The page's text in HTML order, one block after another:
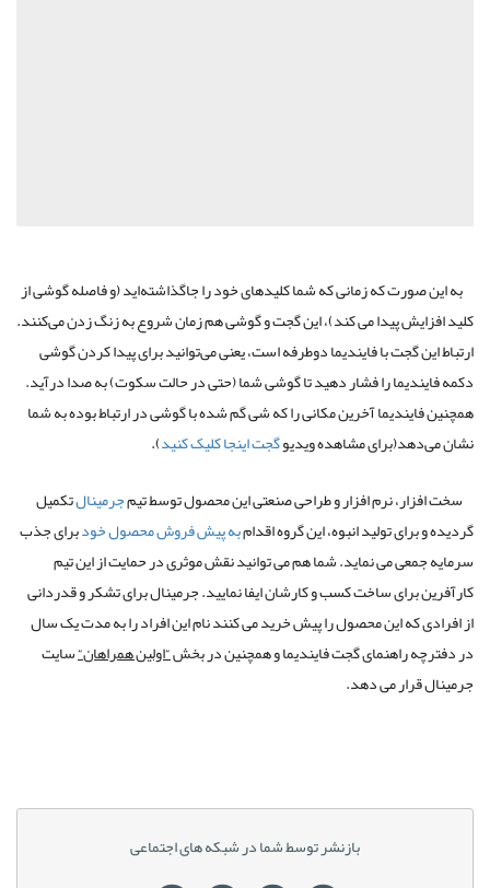
به این صورت که زمانی که شما کلید‌های خود را جاگذاشته‌اید (و فاصله گوشی از
کلید افزایش پیدا می کند)، این گجت و گوشی هم زمان شروع به زنگ زدن می‌کنند.
ارتباط این گجت با فایندیما دوطرفه است، یعنی می‌توانید برای پیدا کردن گوشی
دکمه فایندیما را فشار دهید تا گوشی شما (حتی در حالت سکوت) به صدا درآید.
همچنین فایندیما آخرین مکانی را که شی گم شده با گوشی در ارتباط بوده به شما
نشان می‌دهد(برای مشاهده ویدیوگجت اینجا کلیک کنید).
سخت افزار، نرم افزار و طراحی صنعتی این محصول توسط تیمجرمینالتکمیل
گردیده و برای تولید انبوه، این گروه اقدامبه پیش فروش محصول خودبرای جذب
سرمایه جمعی می نماید. شما هم می توانید نقش موثری در حمایت از این تیم
کارآفرین برای ساخت کسب و کارشان ایفا نمایید. جرمینال برای تشکر و قدردانی
از افرادی که این محصول را پیش خرید می کنند نام این افراد را به مدت یک سال
در دفترچه راهنمای گجت فایندیما و همچنین در بخش“اولین همراهان“سایت
جرمینال قرار می دهد.
بازنشر توسط شما در شبکه های اجتماعی